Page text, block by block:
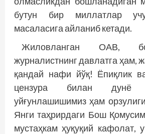
бутун бир миллатлар
масаласига айланиб кетади.
Жиловланган ОАВ,
журналистнинг давлатга ҳам,
қандай нафи йўқ! Ёпиқлик
цензура билан дунё
уйғунлашишимиз ҳам
Янги таҳрирдаги Бош
мустаҳкам ҳуқуқий кафолат,